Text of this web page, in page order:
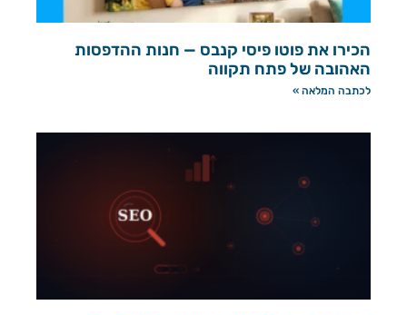
הכירו את פוטו פיסי קנבס — חנות ההדפסות
האהובה של פתח תקווה
לכתבה המלאה »